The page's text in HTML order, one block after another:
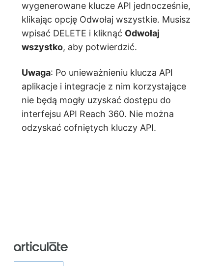
wygenerowane klucze API jednocześnie,
klikając opcję Odwołaj wszystkie. Musisz
wpisać DELETE i kliknąć Odwołaj
wszystko, aby potwierdzić.
Uwaga: Po unieważnieniu klucza API
aplikacje i integracje z nim korzystające
nie będą mogły uzyskać dostępu do
interfejsu API Reach 360. Nie można
odzyskać cofniętych kluczy API.